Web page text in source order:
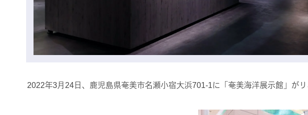
2022年3月24日、鹿児島県奄美市名瀬小宿大浜701-1に「奄美海洋展示館」がリ